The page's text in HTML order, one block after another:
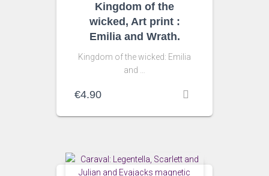
Kingdom of the
wicked, Art print :
Emilia and Wrath.
Kingdom of the wicked: Emilia
and …
€4.90